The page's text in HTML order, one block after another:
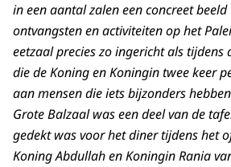
in een aantal zalen een concreet
ontvangsten en activiteiten op het
eetzaal precies zo ingericht als tijdens
die de Koning en Koningin twee keer
aan mensen die iets bijzonders
Grote Balzaal was een deel van de
gedekt was voor het diner tijdens het
Koning Abdullah en Koningin Rania